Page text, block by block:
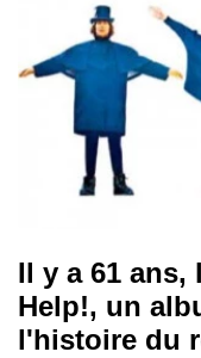
Il y a 61 ans,
Help!, un
l'histoire du